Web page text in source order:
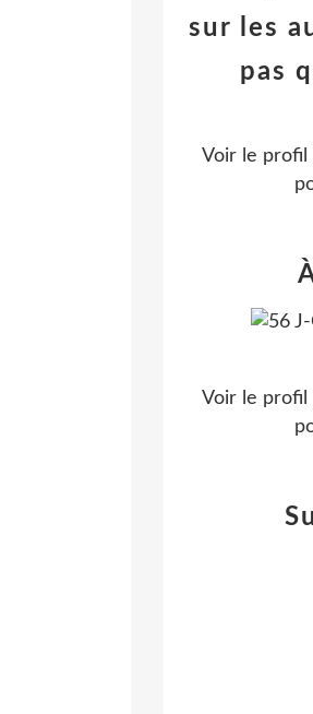
sur les
pas
Voir le
Voir le